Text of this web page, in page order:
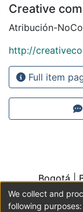
Creative
Atribución-
http://
Full item
Bogotá|
Villavicencio|
We collect and
following purposes: